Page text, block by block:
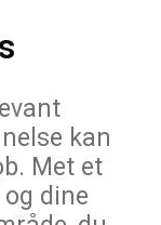
kan
Met et
dine